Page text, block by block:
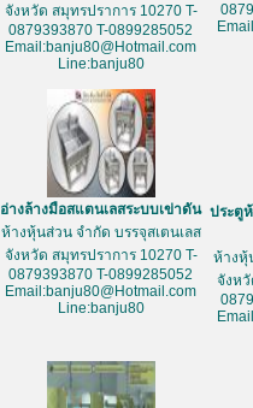
จังหวัด สมุทรปราการ 10270 T-
0879393870 T-0899285052
Email:banju80@Hotmail.com
Line:banju80
อ่างล้างมือสแตนเลสระบบเข่าดัน
ห้างหุ้นส่วน จำกัด บรรจุสเตนเลส
จังหวัด สมุทรปราการ 10270 T-
0879393870 T-0899285052
Email:banju80@Hotmail.com
Line:banju80
ประตู
ห้างหุ้
จังห